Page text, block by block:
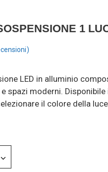
1
LED in alluminio
spazi moderni. Disponibile
il colore della